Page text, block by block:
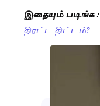
இதையும் படிங்க :
திரட்ட திட்டம்?